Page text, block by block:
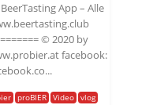
App – Alle
© 2020 by
facebook:
proBIER Video vlog